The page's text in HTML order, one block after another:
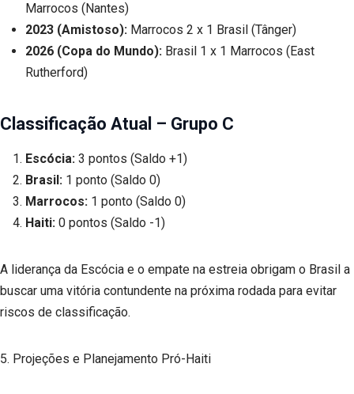
Marrocos (Nantes)
2023 (Amistoso): Marrocos 2 x 1 Brasil (Tânger)
2026 (Copa do Mundo): Brasil 1 x 1 Marrocos (East
Rutherford)
Classificação Atual – Grupo C
Escócia: 3 pontos (Saldo +1)
Brasil: 1 ponto (Saldo 0)
Marrocos: 1 ponto (Saldo 0)
Haiti: 0 pontos (Saldo -1)
A liderança da Escócia e o empate na estreia obrigam o Brasil a
buscar uma vitória contundente na próxima rodada para evitar
riscos de classificação.
5. Projeções e Planejamento Pró-Haiti